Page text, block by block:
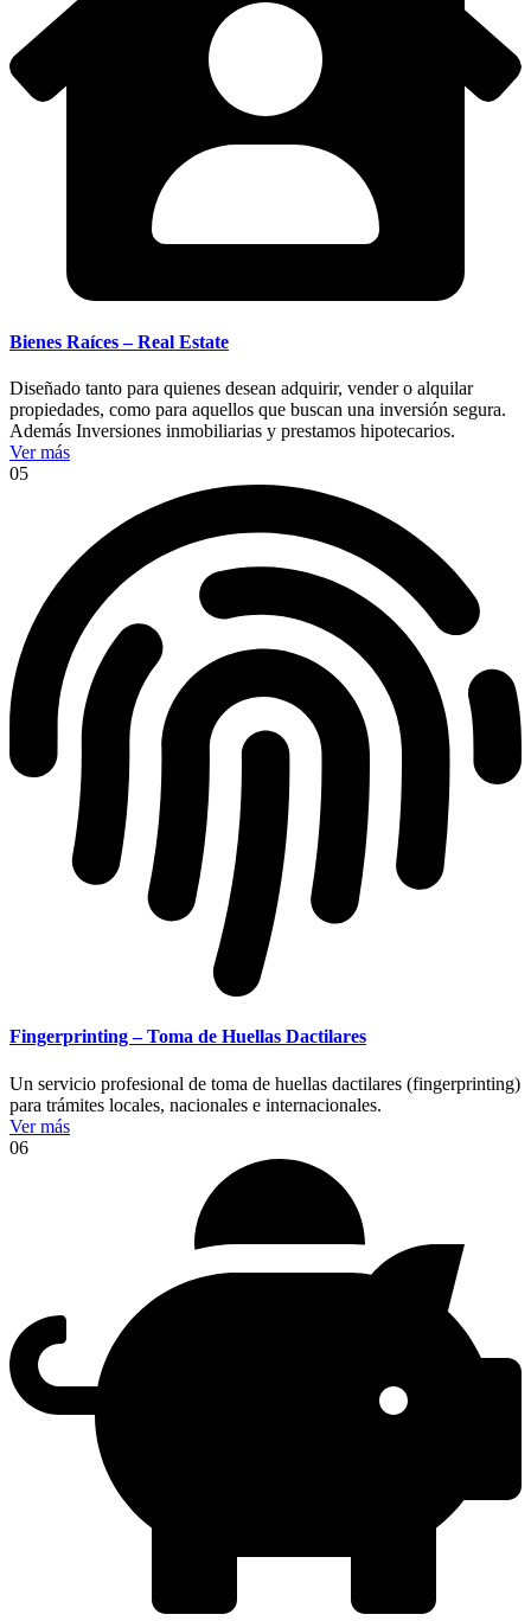
Bienes Raíces – Real Estate
Diseñado tanto para quienes desean adquirir, vender o alquilar
propiedades, como para aquellos que buscan una inversión segura.
Además Inversiones inmobiliarias y prestamos hipotecarios.
Ver más
05
Fingerprinting – Toma de Huellas Dactilares
Un servicio profesional de toma de huellas dactilares (fingerprinting)
para trámites locales, nacionales e internacionales.
Ver más
06